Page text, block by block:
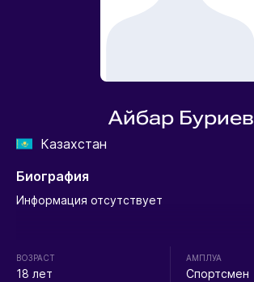
Айбар Буриев
Казахстан
Биография
Информация отсутствует
ВОЗРАСТ
18 лет
АМПЛУА
Спортсмен